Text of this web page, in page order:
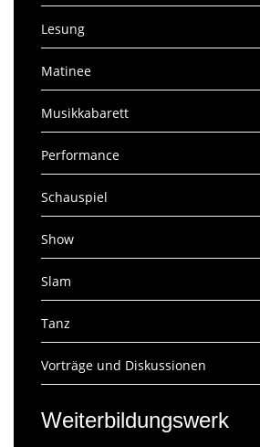
Lesung
Matinee
Musikkabarett
Performance
Schauspiel
Show
Slam
Tanz
Vorträge und Diskussionen
Weiterbildungswerk